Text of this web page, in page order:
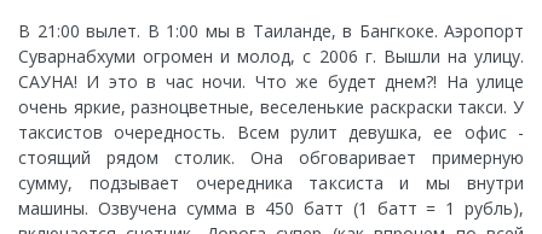
В 21:00 вылет. В 1:00 мы в Таиланде, в Бангкоке. Аэропорт
Суварнабхуми огромен и молод, с 2006 г. Вышли на улицу.
САУНА! И это в час ночи. Что же будет днем?! На улице
очень яркие, разноцветные, веселенькие раскраски такси. У
таксистов очередность. Всем рулит девушка, ее офис -
стоящий рядом столик. Она обговаривает примерную
сумму, подзывает очередника таксиста и мы внутри
машины. Озвучена сумма в 450 батт (1 батт = 1 рубль),